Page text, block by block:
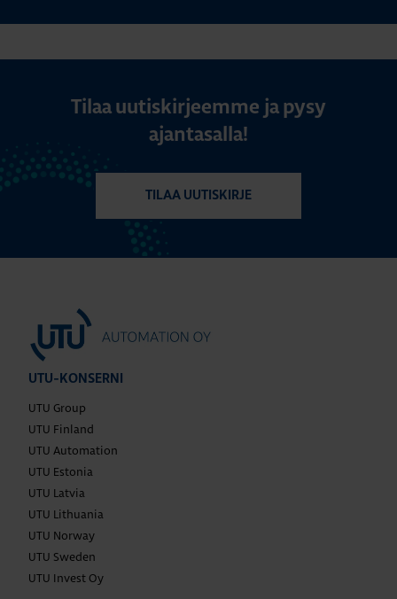
Tilaa uutiskirjeemme ja pysy
ajantasalla!
TILAA UUTISKIRJE
UTU-KONSERNI
UTU Group
UTU Finland
UTU Automation
UTU Estonia
UTU Latvia
UTU Lithuania
UTU Norway
UTU Sweden
UTU Invest Oy